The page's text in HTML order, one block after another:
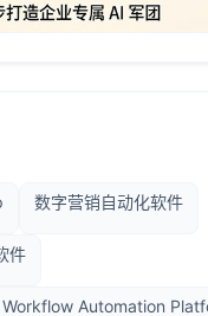
数字营销自动化软件
件
Workflow Automation